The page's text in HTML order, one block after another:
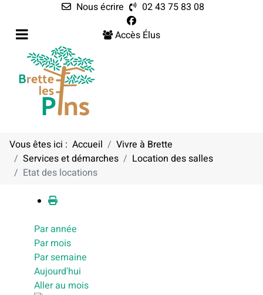
Nous écrire
02 43 75 83 08
Accès Élus
Vous êtes ici : Accueil
Vivre à Brette
Services et démarches
Location des salles
Etat des locations
Calendrier
Par année
Par mois
Par semaine
Aujourd'hui
Aller au mois